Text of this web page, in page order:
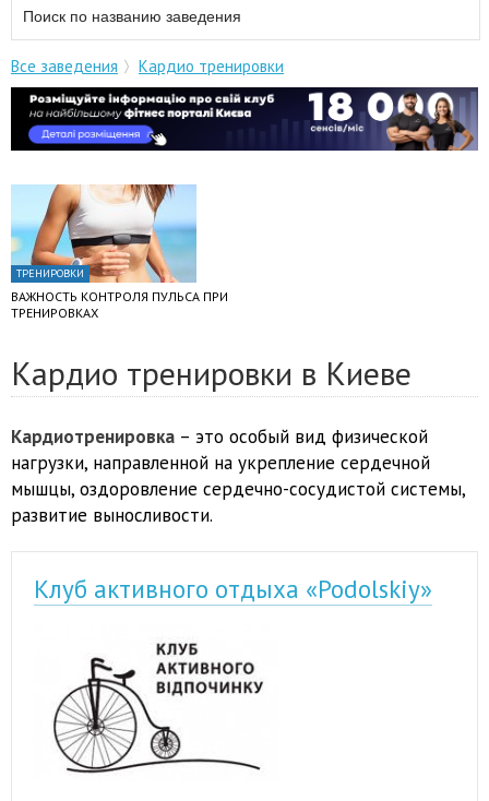
Все заведения Кардио тренировки
ТРЕНИРОВКИ
ВАЖНОСТЬ КОНТРОЛЯ ПУЛЬСА ПРИ
ТРЕНИРОВКАХ
Кардио тренировки в Киеве
Кардиотренировка – это особый вид физической
нагрузки, направленной на укрепление сердечной
мышцы, оздоровление сердечно-сосудистой системы,
развитие выносливости.
Клуб активного отдыха «Podolskiy»